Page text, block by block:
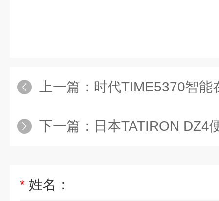
上一篇： 时代TIME5370智能
下一篇： 日本TATIRON DZ4便
* 姓名：